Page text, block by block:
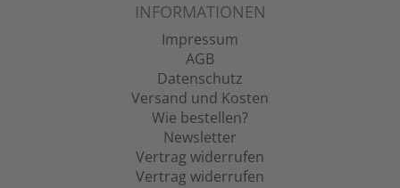
INFORMATIONEN
Impressum
AGB
Datenschutz
Versand und Kosten
Wie bestellen?
Newsletter
Vertrag widerrufen
Vertrag widerrufen